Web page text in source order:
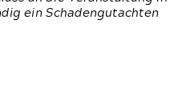
ein Schadengutachten